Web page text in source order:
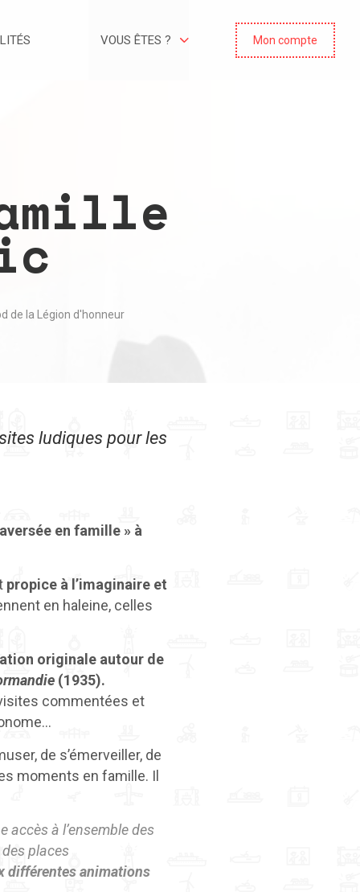
VOUS ÊTES ? Mon compte
de la Légion d'honneur
ludiques pour les
en famille » à
propice à l’imaginaire et
en haleine, celles
originale autour de
(1935).
commentées et
de s’émerveiller, de
moments en famille. Il
accès à l’ensemble des
places
différentes animations